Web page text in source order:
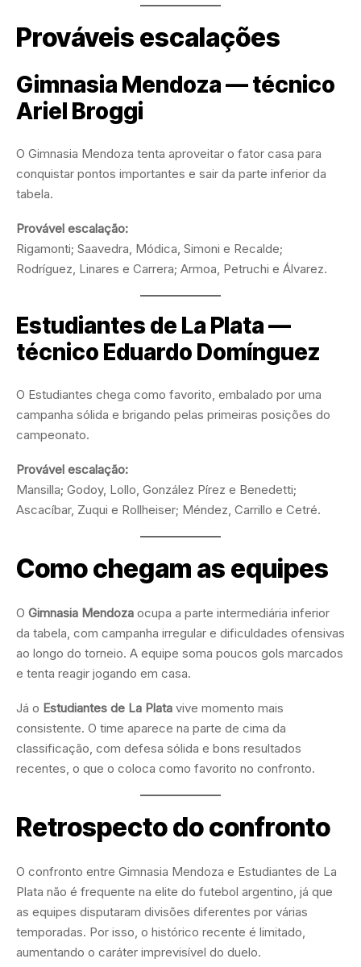
Prováveis escalações
Gimnasia Mendoza — técnico
Ariel Broggi
O Gimnasia Mendoza tenta aproveitar o fator casa para
conquistar pontos importantes e sair da parte inferior da
tabela.
Provável escalação:
Rigamonti; Saavedra, Módica, Simoni e Recalde;
Rodríguez, Linares e Carrera; Armoa, Petruchi e Álvarez.
Estudiantes de La Plata —
técnico Eduardo Domínguez
O Estudiantes chega como favorito, embalado por uma
campanha sólida e brigando pelas primeiras posições do
campeonato.
Provável escalação:
Mansilla; Godoy, Lollo, González Pírez e Benedetti;
Ascacíbar, Zuqui e Rollheiser; Méndez, Carrillo e Cetré.
Como chegam as equipes
O Gimnasia Mendoza ocupa a parte intermediária inferior
da tabela, com campanha irregular e dificuldades ofensivas
ao longo do torneio. A equipe soma poucos gols marcados
e tenta reagir jogando em casa.
Já o Estudiantes de La Plata vive momento mais
consistente. O time aparece na parte de cima da
classificação, com defesa sólida e bons resultados
recentes, o que o coloca como favorito no confronto.
Retrospecto do confronto
O confronto entre Gimnasia Mendoza e Estudiantes de La
Plata não é frequente na elite do futebol argentino, já que
as equipes disputaram divisões diferentes por várias
temporadas. Por isso, o histórico recente é limitado,
aumentando o caráter imprevisível do duelo.